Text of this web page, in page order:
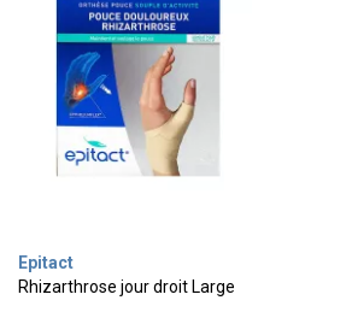
Epitact
Rhizarthrose jour droit Large